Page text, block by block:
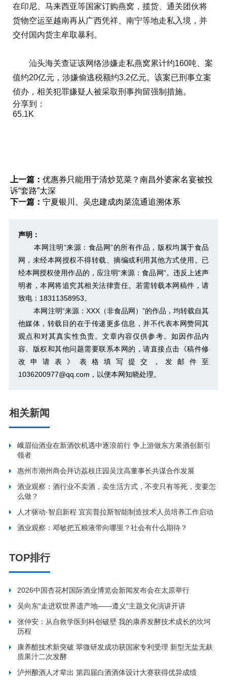
在印尼、马来西亚等国家订购燕窝，揽货、通关团伙将
货物空运至越南再从广西凭祥、南宁等地走私入境，并
交付国内货主牟取暴利。
汕头海关查证该网络涉嫌走私燕窝累计约160吨、案
值约20亿元，涉嫌偷逃税额约3.2亿元。该案已刑事立案
侦办，相关犯罪嫌疑人被采取刑事拘留强制措施。
分享到：
65.1K
上一篇： 优惠券只能用于清炒苋菜？南昌外婆家名宴被投
诉“套路”太深
下一篇： 宁夏银川、吴忠建成肉菜流通追溯体系
声明：
本网注明“来源：食品网”的所有作品，版权均属于食品
网，未经本网授权不得转载、摘编或利用其他方式使用。已
经本网授权使用作品的，应注明“来源：食品网”。违反上述声
明者，本网将追究其相关法律责任。若需转载本网稿件，请
致电：18311358953。
本网注明“来源：XXX（非食品网）”的作品，均转载自其
他媒体，转载目的在于传递更多信息，并不代表本网赞同其
观点和对其真实性负责。文章内容仅供参考。如因作品内
容、版权和其他问题需要联系本网的，请直接点击 《稿件修
改申请表》 表格填写提交，发邮件至
1036200977@qq.com，以便本网知晓处理。
相关新闻
峨眉仙酒业在新酒饮机遇中逐浪前行 争上游做东方果酒创新引
领者
惠州市潮州商会拜访荔枝庄园吴汶高董事长共谋合作发展
酒业观察：酒行业不卖酒，卖生活方式，不变只有等死，变要怎
么做？
人才驱动·智启新程 宜宾普拉斯智能制造技术人员培养工作启动
酒业观察：邓敏把五粮液带向哪里？社会有什么期待？
TOP排行
2026中国杏花村国际酒业博览会新闻发布会在太原举行
吴向东“走进双世界遗产地——遵义”主题文化演讲开讲
张仲安：从自救学医到科创破壁 我的康养发酵技术成长的坎坷
历程
康养醋技术新突破 翠微研发成功获国家专利受理 新型无盐无麸
质果汁二次发酵
泸州酿酒人才辈出 第四届白酒酒体设计大赛获得优异成绩